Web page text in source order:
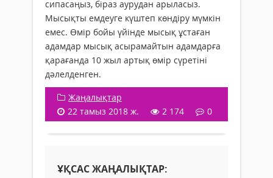
сипасаңыз, біраз аурудан арыласыз.
Мысықты емдеуге күштеп көндіру мүмкін
емес. Өмір бойы үйінде мысық ұстаған
адамдар мысық асырамайтын адамдарға
қарағанда 10 жыл артық өмір сүретіні
дәлелденген.
Жаңалықтар
22 тамыз 2018 ж.
2 174 0
ҰҚСАС ЖАҢАЛЫҚТАР: